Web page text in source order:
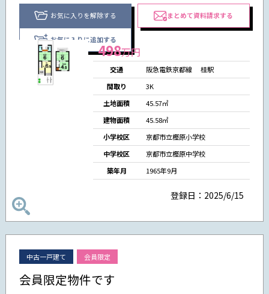
お気に入りを解除する
お気に入りに追加する
まとめて資料請求する
498万円
交通 阪急電鉄京都線桂駅
間取り
3K
土地面積
45.57㎡
建物面積
45.58㎡
小学校区
京都市立樫原小学校
中学校区
京都市立樫原中学校
築年月
1965年9月
登録日：2025/6/15
中古一戸建て 会員限定
会員限定物件です